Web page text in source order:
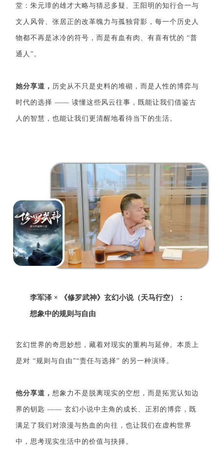
堂：朱元璋的雄才大略与猜忌多疑、王阳明的知行合一与
文人风骨、张居正的改革魄力与孤独背影，每一个历史人
物都不再是冰冷的符号，而是有血有肉、有喜有忧的 “普
通人”。
她分享道， 历史从不只是史料的堆砌，而是人性的博弈与
时代的选择 —— 读懂这些风云往事，既能让我们借鉴古
人的智慧，也能让我们更清醒地看待当下的生活。
李军泽 × 《修罗武神》玄幻小说（天马行空）：
想象中的规则与自由
玄幻世界的奇思妙想，藏着对现实的重构与延伸。本质上
是对 “规则与自由”“责任与选择” 的另一种演绎。
他分享道，想象力不是脱离现实的空想，而是拓宽认知边
界的钥匙 —— 玄幻小说中主角的成长、正邪的博弈，既
满足了我们对浪漫与热血的向往，也让我们在虚构世界
中，思考现实生活中的价值与抉择。